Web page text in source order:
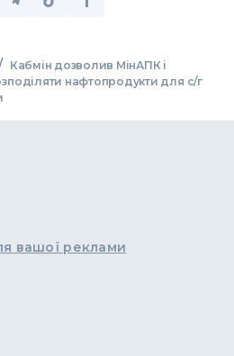
Кабмін дозволив МінАПК і
нафтопродукти для с/г
вашої реклами